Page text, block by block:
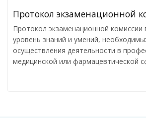
Протокол экзаменационной
Протокол экзаменационной
уровень знаний и умений,
осуществления деятельности в
медицинской или фармацевтической